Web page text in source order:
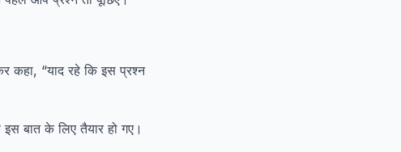
कहा, “याद रहे कि इस प्रश्न
बात के लिए तैयार हो गए।